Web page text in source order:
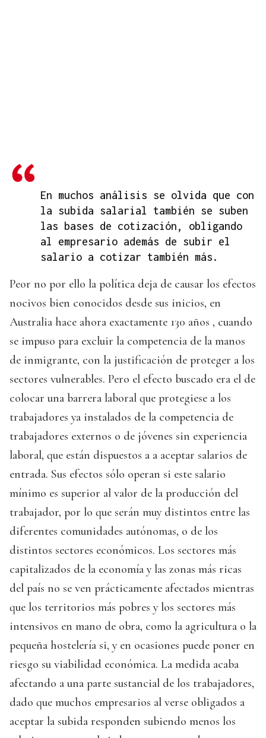
En muchos análisis se olvida que con
la subida salarial también se suben
las bases de cotización, obligando
al empresario además de subir el
salario a cotizar también más.
Peor no por ello la política deja de causar los efectos
nocivos bien conocidos desde sus inicios, en
Australia hace ahora exactamente 130 años , cuando
se impuso para excluir la competencia de la manos
de inmigrante, con la justificación de proteger a los
sectores vulnerables. Pero el efecto buscado era el de
colocar una barrera laboral que protegiese a los
trabajadores ya instalados de la competencia de
trabajadores externos o de jóvenes sin experiencia
laboral, que están dispuestos a a aceptar salarios de
entrada. Sus efectos sólo operan si este salario
mínimo es superior al valor de la producción del
trabajador, por lo que serán muy distintos entre las
diferentes comunidades autónomas, o de los
distintos sectores económicos. Los sectores más
capitalizados de la economía y las zonas más ricas
del país no se ven prácticamente afectados mientras
que los territorios más pobres y los sectores más
intensivos en mano de obra, como la agricultura o la
pequeña hostelería si, y en ocasiones puede poner en
riesgo su viabilidad económica. La medida acaba
afectando a una parte sustancial de los trabajadores,
dado que muchos empresarios al verse obligados a
aceptar la subida responden subiendo menos los